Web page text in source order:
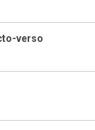
verso